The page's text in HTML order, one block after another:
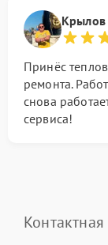
Крылов
Принёс
ремонта.
снова
сервиса!